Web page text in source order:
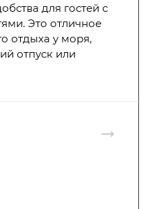
для гостей с
Это отличное
отдыха у моря,
отпуск или